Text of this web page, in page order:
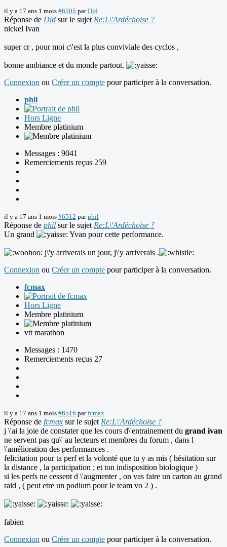
il y a 17 ans 1 mois #6505 parDid
Réponse de Did sur le sujet Re:L\'Ardéchoise ?
nickel Ivan
super cr , pour moi c\'est la plus conviviale des cyclos ,
bonne ambiance et du monde partout.
Connexion ou Créer un compte pour participer à la conversation.
phil
Hors Ligne
Membre platinium
Messages : 9041
Remerciements reçus 259
il y a 17 ans 1 mois #6512 parphil
Réponse de phil sur le sujet Re:L\'Ardéchoise ?
Un grand
Yvan pour cette performance.
j\'y arriverais un jour, j\'y arriverais .
Connexion ou Créer un compte pour participer à la conversation.
fcmax
Hors Ligne
Membre platinium
vtt marathon
Messages : 1470
Remerciements reçus 27
il y a 17 ans 1 mois #6516 parfcmax
Réponse de fcmax sur le sujet Re:L\'Ardéchoise ?
j \'ai la joie de constater que les cours d\'entrainement du grand ivan
ne servent pas qu\' au lecteurs et membres du forum , dans l
\'amélioration des performances .
felicitation pour ta perf et la volonté que tu y as mis ( hésitation sur
la distance , la participation ; et ton indisposition biologique )
si les perfs ne cessent d \'augmenter , on vas faire un carton au grand
raid , ( peut etre un podium pour le team vo 2 ) .
fabien
Connexion ou Créer un compte pour participer à la conversation.